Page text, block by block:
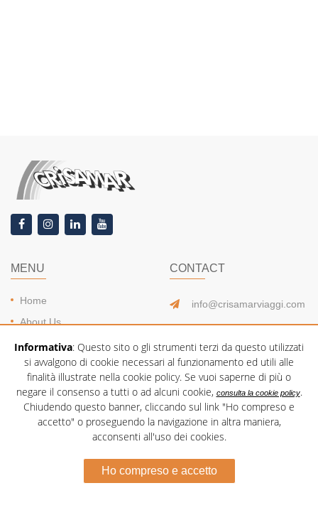
MENU
Home
About Us
News
Partners & Link
Safety
Services
CONTACT
info@crisamarviaggi.com
347 6226186
090 9281597
Informativa: Questo sito o gli strumenti terzi da questo utilizzati
si avvalgono di cookie necessari al funzionamento ed utili alle
finalità illustrate nella cookie policy. Se vuoi saperne di più o
negare il consenso a tutti o ad alcuni cookie, consulta la cookie policy.
Chiudendo questo banner, cliccando sul link "Ho compreso e
accetto" o proseguendo la navigazione in altra maniera,
acconsenti all'uso dei cookies.
Ho compreso e accetto